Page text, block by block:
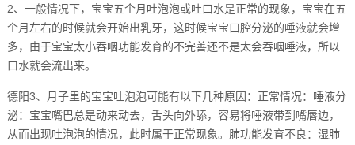
2、一般情况下，宝宝五个月吐泡泡或吐口水是正常的现象，宝宝在五
个月左右的时候就会开始出乳牙，这时候宝宝口腔分泌的唾液就会增
多，由于宝宝太小吞咽功能发育的不完善还不是太会吞咽唾液，所以
口水就会流出来。
德阳3、月子里的宝宝吐泡泡可能有以下几种原因：正常情况：唾液分
泌：宝宝嘴巴总是动来动去，舌头向外舔，容易将唾液带到嘴唇边，
从而出现吐泡泡的情况，此时属于正常现象。肺功能发育不良：湿肺